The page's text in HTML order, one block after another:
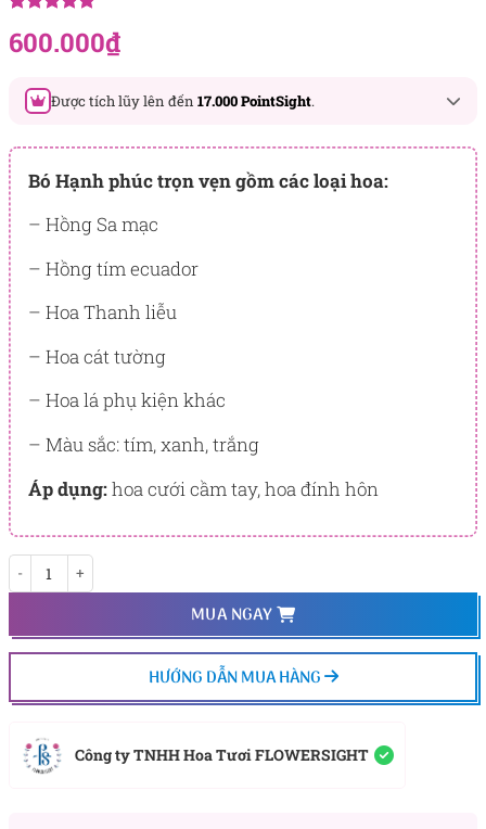
dựa trên
600.000₫
Được tích lũy lên đến 17.000 PointSight.
Đây là số PointSight ước tính bạn sẽ được tích lũy khi mua
sản phẩm hôm nay, tương ứng với quyền lợi hạng
PointSight có giá trị dùng để trừ trực tiếp vào đơn hàng hoặc
đổi quà tặng ưu đãi tại Flowersight.
Đăng ký
chính xác nhất dành cho bạn.
Bó Hạnh phúc trọn vẹn gồm các loại hoa:
– Hồng Sa mạc
– Hồng tím ecuador
– Hoa Thanh liễu
– Hoa cát tường
– Hoa lá phụ kiện khác
– Màu sắc: tím, xanh, trắng
Áp dụng:hoa cưới cầm tay, hoa đính hôn
MUA NGAY
HƯỚNG DẪN MUA HÀNG
Công ty TNHH Hoa Tươi FLOWERSIGHT